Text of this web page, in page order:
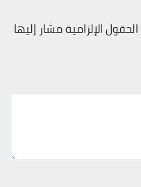
الحقول الإلزامية مشار إليها